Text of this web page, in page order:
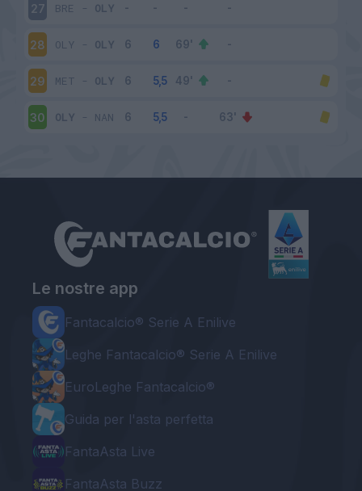
27 BRE - OLY
28 OLY - OLY
29 MET - OLY
30 OLY - NAN
Le nostre app
Fantacalcio® Serie A Enilive
Leghe Fantacalcio® Serie A Enilive
EuroLeghe Fantacalcio®
Guida per l'asta perfetta
FantaAsta Live
FantaAsta Buzz